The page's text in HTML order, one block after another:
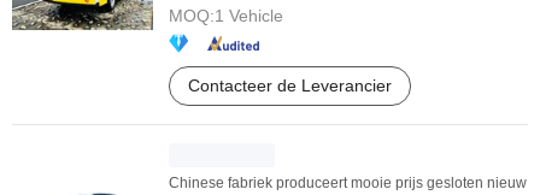
MOQ:1 Vehicle
Contacteer de Leverancier
Chinese fabriek produceert mooie prijs gesloten nieuw